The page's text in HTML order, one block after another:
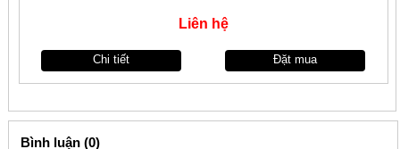
Liên hệ
Chi tiết Đặt mua
Bình luận (0)